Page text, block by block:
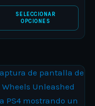
SELECCIONAR
OPCIONES
Price
range:
ARS
ARS